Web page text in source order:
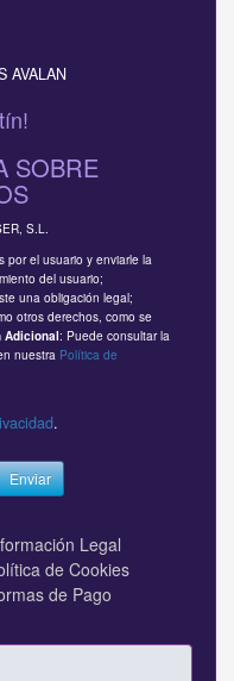
AVALAN
SOBRE
S.L.
por el usuario y enviarle la
del usuario;
una obligación legal;
otros derechos, como se
Adicional: Puede consultar la
nuestra Política de
.
Enviar
Legal
de Cookies
de Pago